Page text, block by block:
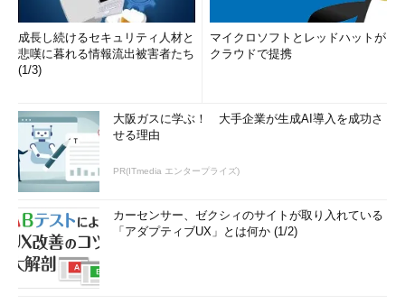
成長し続けるセキュリティ人材と
悲嘆に暮れる情報流出被害者たち
(1/3)
マイクロソフトとレッドハットが
クラウドで提携
大阪ガスに学ぶ！ 大手企業が生成AI導入を成功さ
せる理由
PR(ITmedia エンタープライズ)
カーセンサー、ゼクシィのサイトが取り入れている
「アダプティブUX」とは何か (1/2)